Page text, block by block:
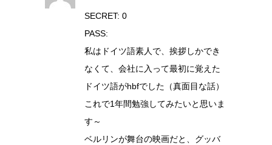
SECRET: 0
PASS:
私はドイツ語素人で、挨拶しかでき
なくて、会社に入って最初に覚えた
ドイツ語がhbfでした（真面目な話）
これで1年間勉強してみたいと思いま
す～
ベルリンが舞台の映画だと、グッバ